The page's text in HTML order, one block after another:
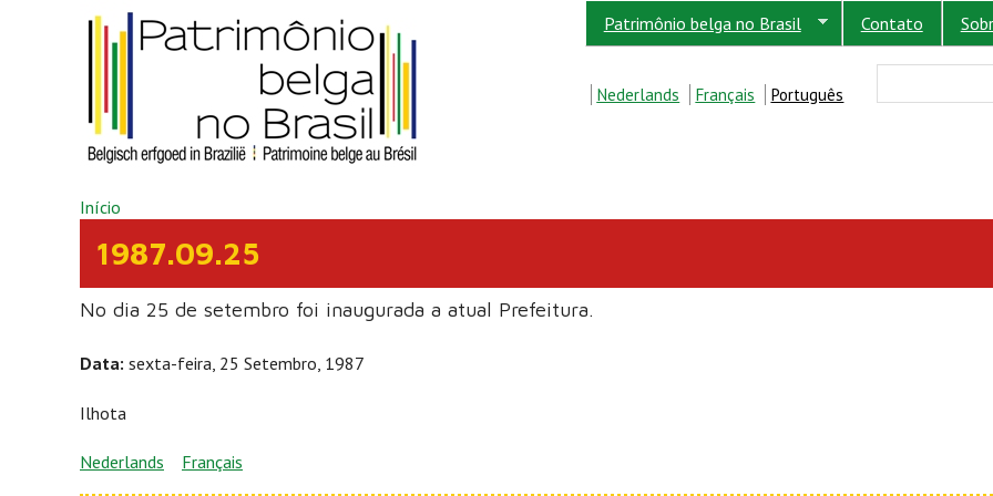
Pular para o conteúdo principal Patrimônio belga no Brasil Contato
Nederlands Français Português
VOCÊ ESTÁ AQUI
Início
1987.09.25
No dia 25 de setembro foi inaugurada a atual Prefeitura.
Data: sexta-feira, 25 Setembro, 1987
Ilhota
Nederlands Français